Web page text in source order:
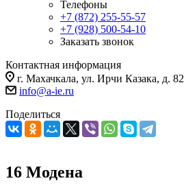
Телефоны
+7 (872) 255-55-57
+7 (928) 500-54-10
Заказать звонок
Контактная информация
г. Махачкала, ул. Ирчи Казака, д. 82
info@a-ie.ru
Поделиться
16 Модена